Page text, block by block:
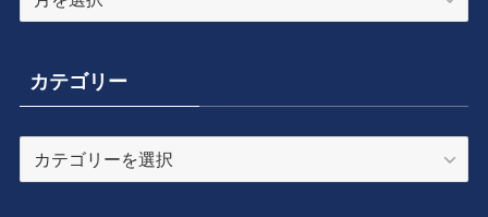
ー
ブ
カテゴリー
テ